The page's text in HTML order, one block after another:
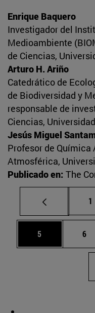
Enrique Baquero
Investigador del
Medioambiente
de Ciencias,
Arturo H. Ariño
Catedrático de
de Biodiversidad y
responsable de
Ciencias,
Jesús Miguel
Profesor de
Atmosférica,
Publicado en: The
1
Página
5 6